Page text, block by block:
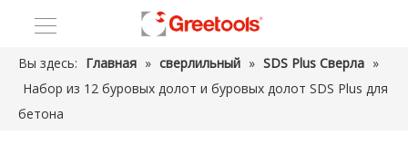
Вы здесь: Главная » сверлильный » SDS Plus Сверла »
Набор из 12 буровых долот и буровых долот SDS Plus для
бетона